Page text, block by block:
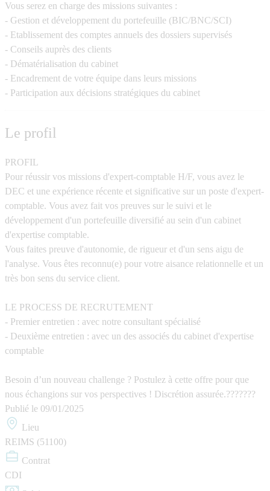
Vous serez en charge des missions suivantes :
- Gestion et développement du portefeuille (BIC/BNC/SCI)
- Etablissement des comptes annuels des dossiers supervisés
- Conseils auprès des clients
- Dématérialisation du cabinet
- Encadrement de votre équipe dans leurs missions
- Participation aux décisions stratégiques du cabinet
Le profil
PROFIL
Pour réussir vos missions d'expert-comptable H/F, vous avez le
DEC et une expérience récente et significative sur un poste d'expert-
comptable. Vous avez fait vos preuves sur le suivi et le
développement d'un portefeuille diversifié au sein d'un cabinet
d'expertise comptable.
Vous faites preuve d'autonomie, de rigueur et d'un sens aigu de
l'analyse. Vous êtes reconnu(e) pour votre aisance relationnelle et un
très bon sens du service client.
LE PROCESS DE RECRUTEMENT
- Premier entretien : avec notre consultant spécialisé
- Deuxième entretien : avec un des associés du cabinet d'expertise
comptable
Besoin d’un nouveau challenge ? Postulez à cette offre pour que
nous échangions sur vos perspectives ! Discrétion assurée.???????
Publié le 09/01/2025
Lieu
REIMS (51100)
Contrat
CDI